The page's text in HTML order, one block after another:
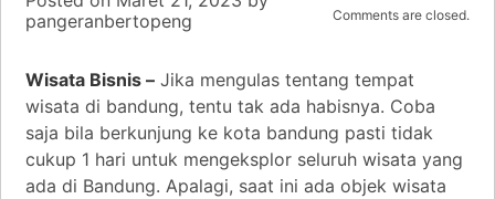
Comments are closed.
pangeranbertopeng
Wisata Bisnis – Jika mengulas tentang tempat
wisata di bandung, tentu tak ada habisnya. Coba
saja bila berkunjung ke kota bandung pasti tidak
cukup 1 hari untuk mengeksplor seluruh wisata yang
ada di Bandung. Apalagi, saat ini ada objek wisata